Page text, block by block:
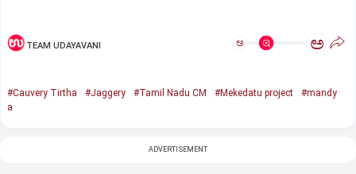
TEAM UDAYAVANI ಅ ಅ
#Cauvery Tirtha #Jaggery #Tamil Nadu CM #Mekedatu project
#mandy
a
ADVERTISEMENT